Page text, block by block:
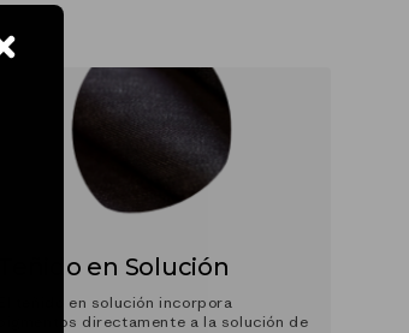
Teñido en Solución
El teñido en solución incorpora
pigmentos directamente a la solución de